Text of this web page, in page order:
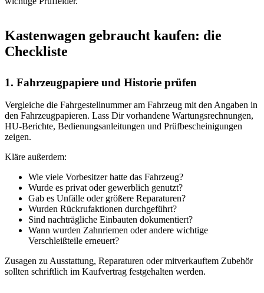
Kastenwagen gebraucht kaufen: die
Checkliste
1. Fahrzeugpapiere und Historie prüfen
Vergleiche die Fahrgestellnummer am Fahrzeug mit den Angaben in
den Fahrzeugpapieren. Lass Dir vorhandene Wartungsrechnungen,
HU-Berichte, Bedienungsanleitungen und Prüfbescheinigungen
zeigen.
Kläre außerdem:
Wie viele Vorbesitzer hatte das Fahrzeug?
Wurde es privat oder gewerblich genutzt?
Gab es Unfälle oder größere Reparaturen?
Wurden Rückrufaktionen durchgeführt?
Sind nachträgliche Einbauten dokumentiert?
Wann wurden Zahnriemen oder andere wichtige
Verschleißteile erneuert?
Zusagen zu Ausstattung, Reparaturen oder mitverkauftem Zubehör
sollten schriftlich im Kaufvertrag festgehalten werden.